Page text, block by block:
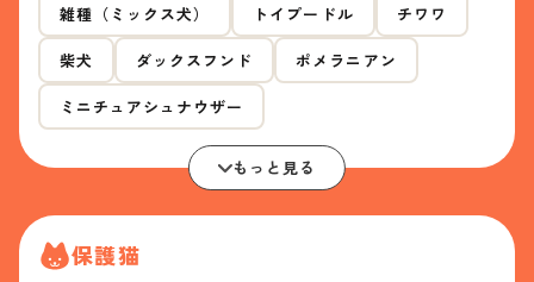
雑種（ミックス犬） トイプードル チワワ
柴犬 ダックスフンド ポメラニアン
ミニチュアシュナウザー
もっと見る
保護猫